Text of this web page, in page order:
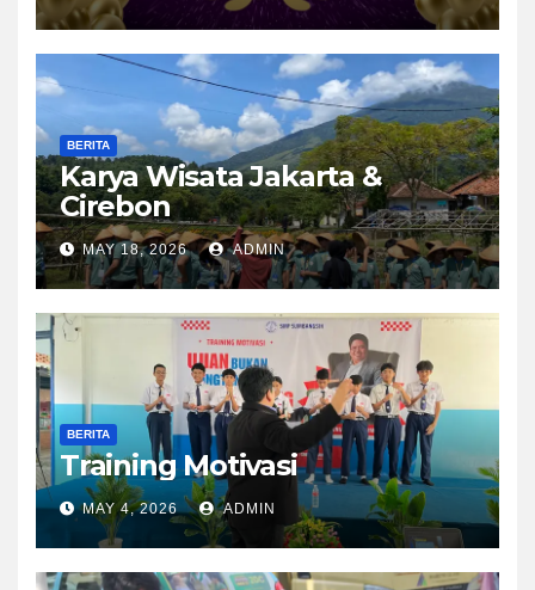
BERITA
Karya Wisata Jakarta &
Cirebon
MAY 18, 2026 ADMIN
BERITA
Training Motivasi
MAY 4, 2026 ADMIN